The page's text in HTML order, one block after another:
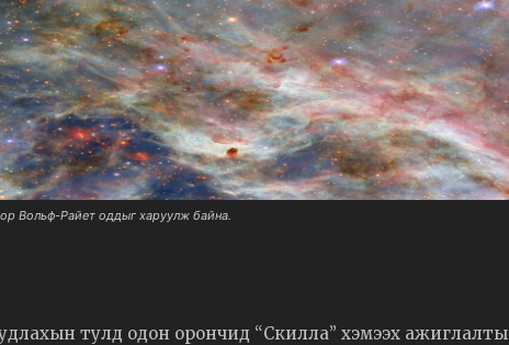
Вольф-Райет оддыг харуулж байна.
тулд одон орончид “Скилла” хэмээх